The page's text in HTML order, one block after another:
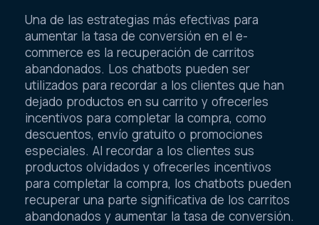
Una de las estrategias más efectivas para
aumentar la tasa de conversión en el e-
commerce es la recuperación de carritos
abandonados. Los chatbots pueden ser
utilizados para recordar a los clientes que han
dejado productos en su carrito y ofrecerles
incentivos para completar la compra, como
descuentos, envío gratuito o promociones
especiales. Al recordar a los clientes sus
productos olvidados y ofrecerles incentivos
para completar la compra, los chatbots pueden
recuperar una parte significativa de los carritos
abandonados y aumentar la tasa de conversión.